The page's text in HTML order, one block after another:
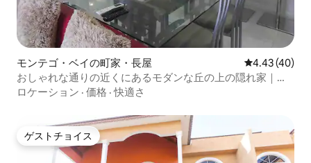
モンテゴ・ベイの町家・長屋 レビュー40
4.43 (40)
おしゃれな通りの近くにあるモダンな丘の上の隠れ家｜高
速Wi-Fi
ロケーション · 価格 ·快適さ
ゲストチョイス
ゲストチョイス